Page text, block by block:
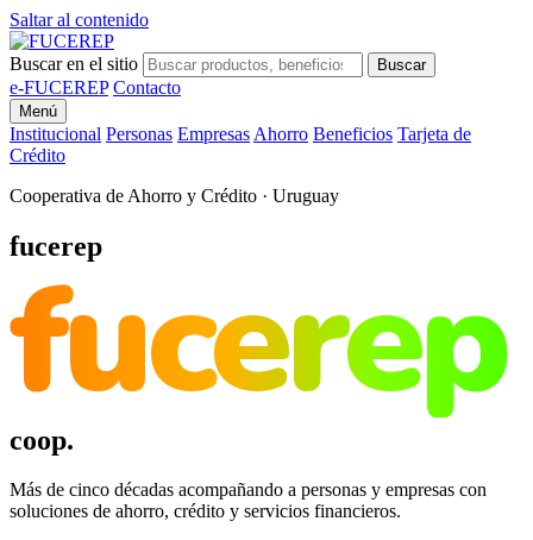
Saltar al contenido
Buscar en el sitio Buscar
e-FUCEREP Contacto
Menú
Institucional Personas Empresas Ahorro Beneficios Tarjeta de
Crédito
Cooperativa de Ahorro y Crédito · Uruguay
fucerep
fucerep
coop.
Más de cinco décadas acompañando a personas y empresas con
soluciones de ahorro, crédito y servicios financieros.